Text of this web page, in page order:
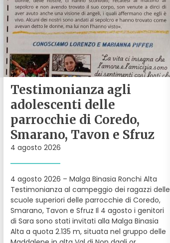
Testimonianza agli
adolescenti delle
parrocchie di Coredo,
Smarano, Tavon e Sfruz
4 agosto 2026
4 agosto 2026 – Malga Binasia Ronchi Alta
Testimonianza al campeggio dei ragazzi delle
scuole superiori delle parrocchie di Coredo,
Smarano, Tavon e Sfruz Il 4 agosto i genitori
di Sara sono stati invitati alla Malga Binasia
Alta a quota 2.135 m, situata nel gruppo delle